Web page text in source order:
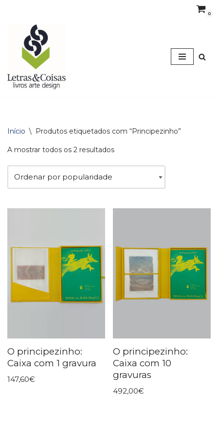
Avançar
conteúdo
0
Início \ Produtos etiquetados com “Principezinho”
A mostrar todos os 2 resultados
O principezinho:
Caixa com 1 gravura
147,60€
O principezinho:
Caixa com 10
gravuras
492,00€